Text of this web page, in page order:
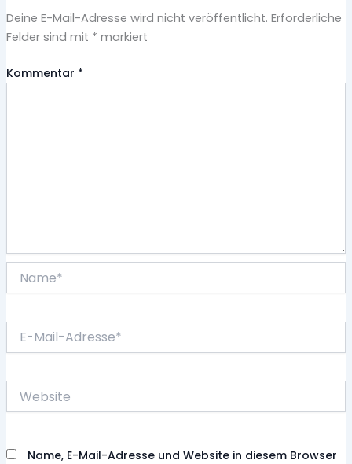
Deine E-Mail-Adresse wird nicht veröffentlicht. Erforderliche
Felder sind mit * markiert
Kommentar *
Mail-
Website
Name, E-Mail-Adresse und Website in diesem Browser